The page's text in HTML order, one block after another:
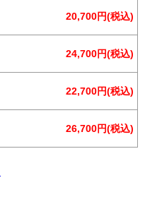
20,700円(税込)
24,700円(税込)
22,700円(税込)
26,700円(税込)